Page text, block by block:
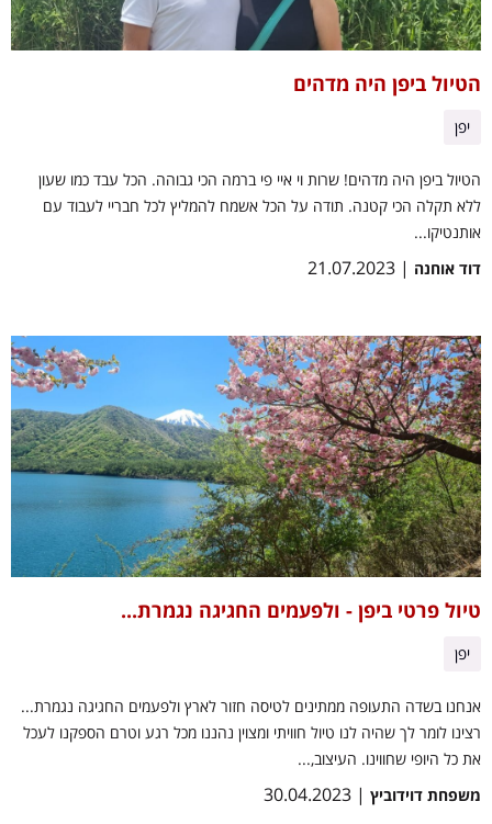
הטיול ביפן היה מדהים
יפן
הטיול ביפן היה מדהים! שרות וי איי פי ברמה הכי גבוהה. הכל עבד כמו שעון
ללא תקלה הכי קטנה. תודה על הכל אשמח להמליץ לכל חבריי לעבוד עם
אותנטיקו...
דוד אוחנה | 21.07.2023
טיול פרטי ביפן - ולפעמים החגיגה נגמרת...
יפן
אנחנו בשדה התעופה ממתינים לטיסה חזור לארץ ולפעמים החגיגה נגמרת...
רצינו לומר לך שהיה לנו טיול חוויתי ומצוין נהננו מכל רגע וטרם הספקנו לעכל
את כל היופי שחווינו. העיצוב,...
משפחת דוידוביץ | 30.04.2023